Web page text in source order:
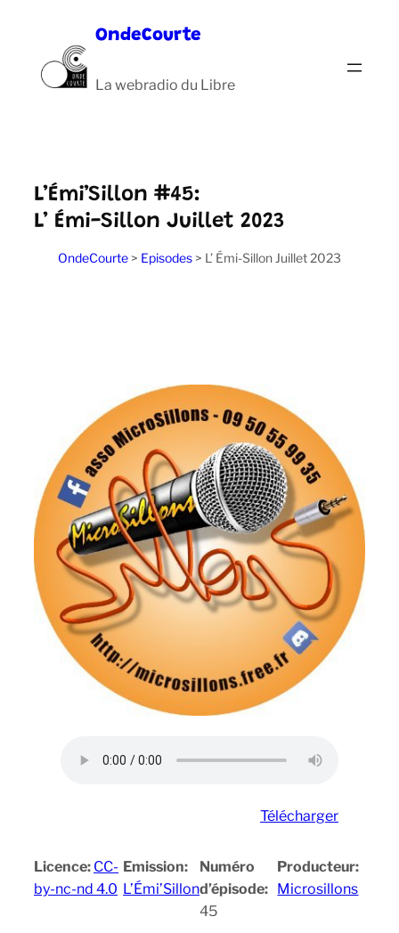
contenu
OndeCourte
La webradio du Libre
L’Émi’Sillon #45:
L’ Émi-Sillon Juillet 2023
OndeCourte > Episodes > L’ Émi-Sillon Juillet 2023
Télécharger
Licence: CC-
by-nc-nd 4.0
Emission:
L’Émi’Sillon
Numéro
d’épisode:
45
Producteur:
Microsillons